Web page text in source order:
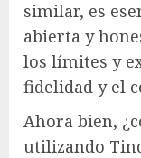
similar, es
abierta y
los límites y
fidelidad y el
Ahora bien,
utilizando